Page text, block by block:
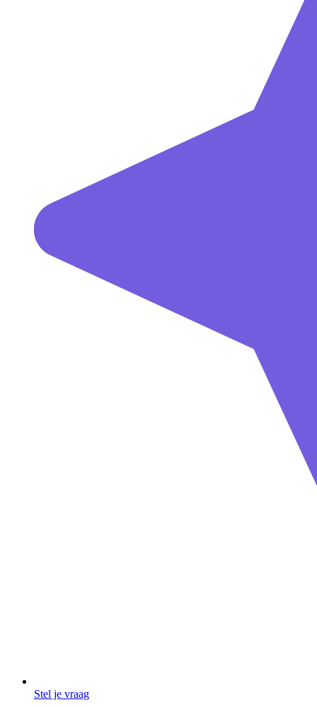
Stel je vraag